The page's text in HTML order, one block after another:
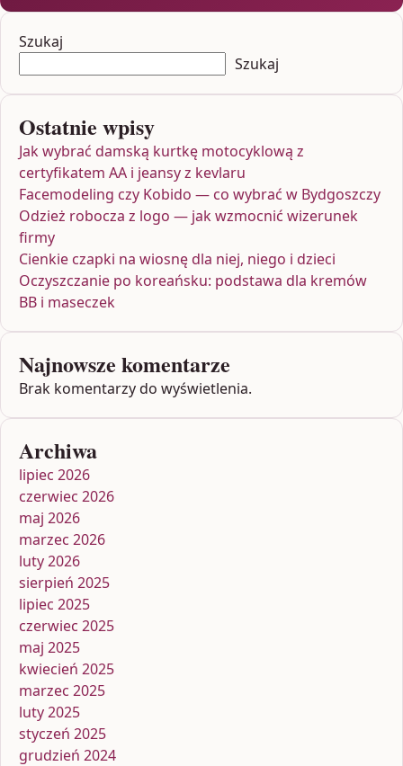
Szukaj
Szukaj
Ostatnie wpisy
Jak wybrać damską kurtkę motocyklową z
certyfikatem AA i jeansy z kevlaru
Facemodeling czy Kobido — co wybrać w Bydgoszczy
Odzież robocza z logo — jak wzmocnić wizerunek
firmy
Cienkie czapki na wiosnę dla niej, niego i dzieci
Oczyszczanie po koreańsku: podstawa dla kremów
BB i maseczek
Najnowsze komentarze
Brak komentarzy do wyświetlenia.
Archiwa
lipiec 2026
czerwiec 2026
maj 2026
marzec 2026
luty 2026
sierpień 2025
lipiec 2025
czerwiec 2025
maj 2025
kwiecień 2025
marzec 2025
luty 2025
styczeń 2025
grudzień 2024